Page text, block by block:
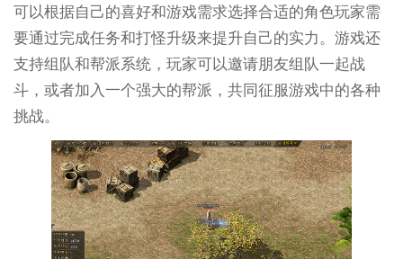
可以根据自己的喜好和游戏需求选择合适的角色玩家需
要通过完成任务和打怪升级来提升自己的实力。游戏还
支持组队和帮派系统，玩家可以邀请朋友组队一起战
斗，或者加入一个强大的帮派，共同征服游戏中的各种
挑战。